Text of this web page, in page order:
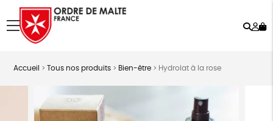
menu
Accueil > Tous nos produits> Bien-être> Hydrolat à la rose